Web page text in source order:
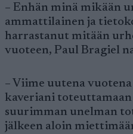
– Enhän minä mikään
ammattilainen ja
harrastanut mitään
vuoteen, Paul Bragiel
– Viime uutena
kaveriani toteuttamaan
suurimman unelman
jälkeen aloin